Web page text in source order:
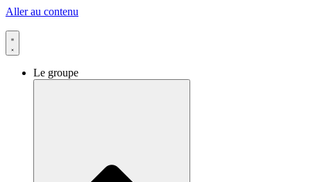
Aller au contenu
Le groupe